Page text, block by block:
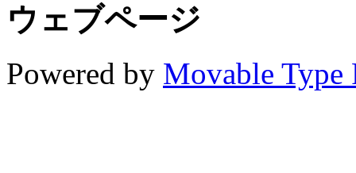
ウェブページ
Powered by Movable Type